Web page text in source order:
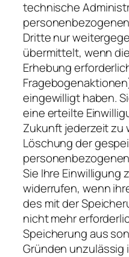
technische
Dritte nur
übermittelt, wenn
Erhebung
eingewilligt haben.
eine erteilte
Zukunft jederzeit zu
Löschung der
Sie Ihre Einwilligung
widerrufen, wenn
des mit der
nicht mehr
Speicherung aus
Gründen unzulässig